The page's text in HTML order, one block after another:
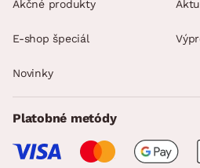
Akčné produkty
E-shop špeciál
Novinky
Platobné metódy